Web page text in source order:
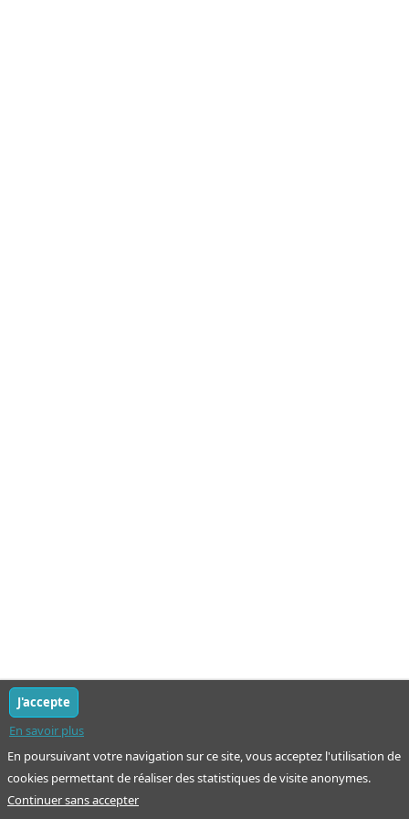
En poursuivant votre navigation sur ce site, vous acceptez l'utilisation de
cookies permettant de réaliser des statistiques de visite anonymes.
En savoir plus
J'accepte
Continuer sans accepter